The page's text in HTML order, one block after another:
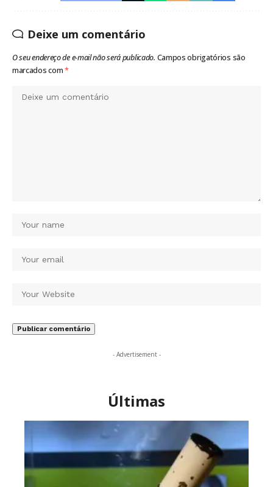
Deixe um comentário
O seu endereço de e-mail não será publicado. Campos obrigatórios são
marcados com*
- Advertisement -
Últimas